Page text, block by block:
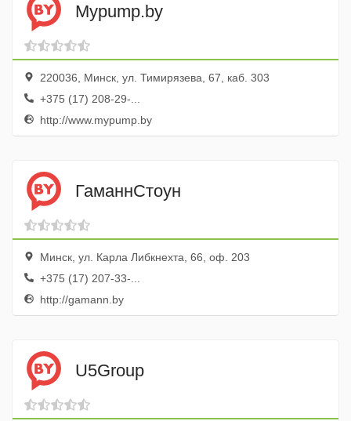
Mypump.by
220036, Минск, ул. Тимирязева, 67, каб. 303
+375 (17) 208-29-...
http://www.mypump.by
ГаманнСтоун
Минск, ул. Карла Либкнехта, 66, оф. 203
+375 (17) 207-33-...
http://gamann.by
U5Group